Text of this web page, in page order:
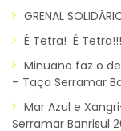
GRENAL
É Tetra! É
Minuano faz o
– Taça Serramar
Mar Azul e
Serramar Banrisul